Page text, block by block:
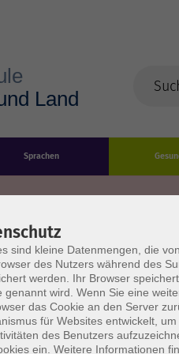
Sprachen
Impressum
sind kleine Datenmengen, die
des Nutzers während des
werden. Ihr Browser
genannt wird. Wenn Sie eine
das Cookie an den Server
für Websites entwickelt,
des Benutzers
ein. Weitere Informationen